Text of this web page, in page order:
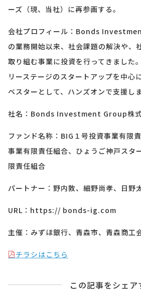
ーズ（現、当社）に再参画する。
会社プロフィール：Bonds
の業務開始以来、社会課題の解決や、
取り組む事業に投資を行ってきました
リーステージのスタートアップを中心
ベスターとして、ハンズオンで支援
社名：Bonds Investment Group株
ファンド名称：BIG１号投資事業有限
事業有限責任組合、ひょうご神戸スタ
限責任組合
パートナー：野内敦、細野尚孝、日野
URL：https:// bonds-ig.com
主催：みずほ銀行、青森市、青森商工
チラシはこちら
この記事をシェア